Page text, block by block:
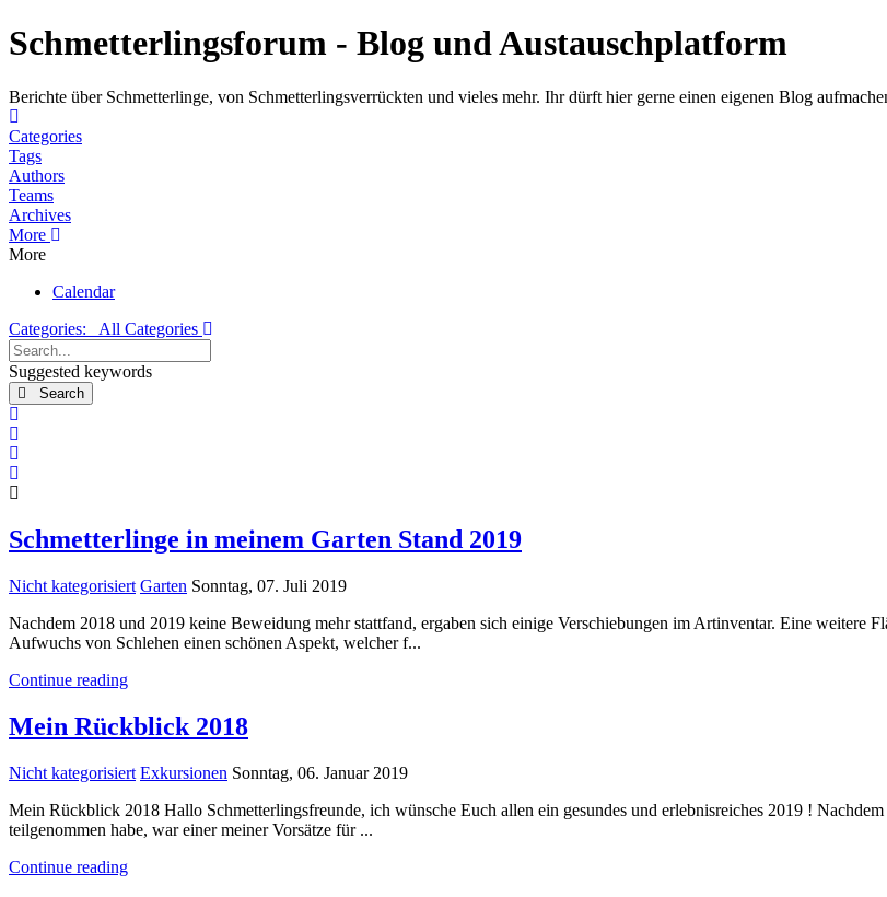
Schmetterlingsforum - Blog und Austauschplatform
Berichte über Schmetterlinge, von Schmetterlingsverrückten und vieles mehr. Ihr dürft hier gerne einen eigenen Blog
Categories
Tags
Authors
Teams
Archives
More
More
Calendar
Categories:
All Categories
Search...
Suggested keywords
Search
Schmetterlinge in meinem Garten Stand 2019
Nicht kategorisiert Garten Sonntag, 07. Juli 2019
Nachdem 2018 und 2019 keine Beweidung mehr stattfand, ergaben sich einige Verschiebungen im Artinventar. Eine weitere
Aufwuchs von Schlehen einen schönen Aspekt, welcher f...
Continue reading
Mein Rückblick 2018
Nicht kategorisiert Exkursionen Sonntag, 06. Januar 2019
Mein Rückblick 2018 Hallo Schmetterlingsfreunde, ich wünsche Euch allen ein gesundes und erlebnisreiches 2019 !
teilgenommen habe, war einer meiner Vorsätze für ...
Continue reading